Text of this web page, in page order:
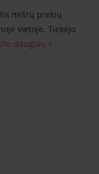
mišrų prekių
vietoje. Tiekėjo
daugiau »